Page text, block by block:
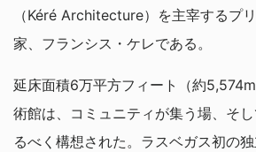
（Kéré Architecture）を主宰するプ
家、フランシス・ケレである。
延床面積6万平方フィート（約
術館は、コミュニティが集う場、そ
るべく構想された。ラスベガス初の独